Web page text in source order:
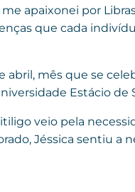
apaixonei por
que cada
abril, mês que se
Estácio de
veio pela
Jéssica sentiu